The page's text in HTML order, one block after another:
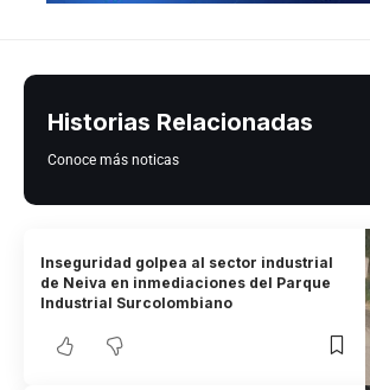
Historias Relacionadas
Conoce más noticas
Inseguridad golpea al sector industrial
de Neiva en inmediaciones del Parque
Industrial Surcolombiano